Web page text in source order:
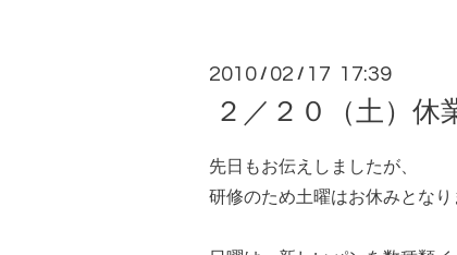
2010 / 02 / 17 17:39
２／２０（土）休
先日もお伝えしましたが、
研修のため土曜はお休みとなり